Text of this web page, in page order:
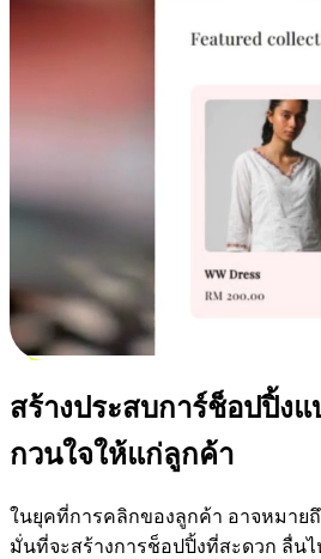
สร้างประสบการ์ช็อปปิ้ง
กวนใจให้แก่ลูกค้า
ในยุคที่การคลิกของลูกค้า อาจหมาย
มั่นที่จะสร้างการช็อปปิ้งที่สะดวก ลื่นไ